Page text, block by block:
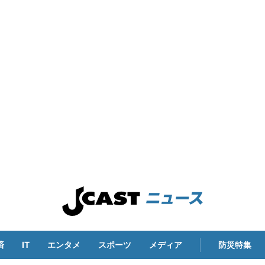
IT エンタメ スポーツ メディア 防災特集